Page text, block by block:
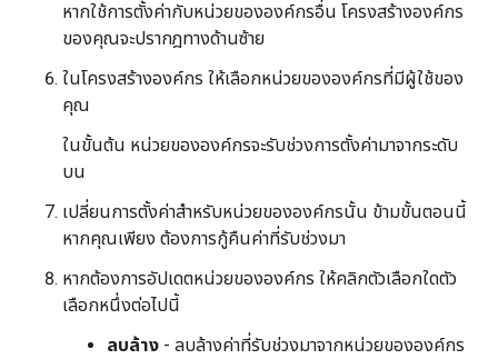
หากใช้การตั้งค่ากับหน่วยขององค์กรอื่น โครงสร้างองค์กร
ของคุณจะปรากฎทางด้านซ้าย
ในโครงสร้างองค์กร ให้เลือกหน่วยขององค์กรที่มีผู้ใช้ของ
คุณ
ในขั้นต้น หน่วยขององค์กรจะรับช่วงการตั้งค่ามาจากระดับ
บน
เปลี่ยนการตั้งค่าสำหรับหน่วยขององค์กรนั้น ข้ามขั้นตอนนี้
หากคุณเพียง ต้องการกู้คืนค่าที่รับช่วงมา
หากต้องการอัปเดตหน่วยขององค์กร ให้คลิกตัวเลือกใดตัว
เลือกหนึ่งต่อไปนี้
ลบล้าง - ลบล้างค่าที่รับช่วงมาจากหน่วยขององค์กร